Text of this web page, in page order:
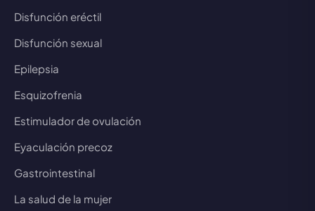
Disfunción eréctil
Disfunción sexual
Epilepsia
Esquizofrenia
Estimulador de ovulación
Eyaculación precoz
Gastrointestinal
La salud de la mujer